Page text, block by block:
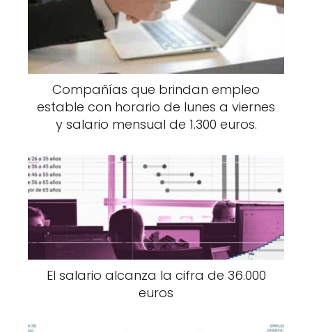
Compañías que brindan empleo
estable con horario de lunes a viernes
y salario mensual de 1.300 euros.
El salario alcanza la cifra de 36.000
euros